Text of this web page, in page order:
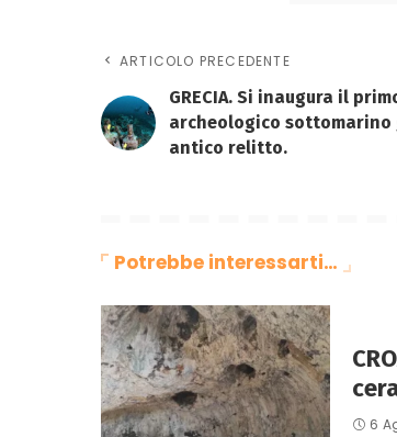
ARTICOLO PRECEDENTE
GRECIA. Si inaugura il
archeologico sottomarino
antico relitto.
Potrebbe interessarti…
6